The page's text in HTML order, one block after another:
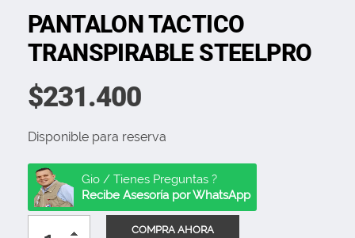
PANTALON TACTICO
TRANSPIRABLE STEELPRO
$231.400
Disponible para reserva
Gio / Tienes Preguntas ?
Recibe Asesoría por WhatsApp